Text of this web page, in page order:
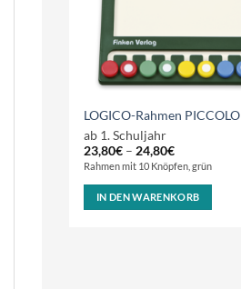
LOGICO-Rahmen PICCOLO
ab 1. Schuljahr
23,80€ –24,80€
Rahmen mit 10 Knöpfen, grün
IN DEN WARENKORB